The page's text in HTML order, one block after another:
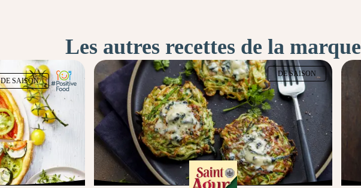
Les autres recettes de la marque
DE SAISON
DE SAISON